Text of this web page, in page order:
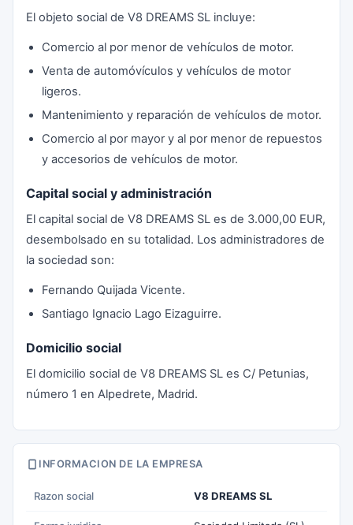
El objeto social de V8 DREAMS SL incluye:
Comercio al por menor de vehículos de motor.
Venta de automóvículos y vehículos de motor
ligeros.
Mantenimiento y reparación de vehículos de motor.
Comercio al por mayor y al por menor de repuestos
y accesorios de vehículos de motor.
Capital social y administración
El capital social de V8 DREAMS SL es de 3.000,00 EUR,
desembolsado en su totalidad. Los administradores de
la sociedad son:
Fernando Quijada Vicente.
Santiago Ignacio Lago Eizaguirre.
Domicilio social
El domicilio social de V8 DREAMS SL es C/ Petunias,
número 1 en Alpedrete, Madrid.
INFORMACION DE LA EMPRESA
Razon social V8 DREAMS SL